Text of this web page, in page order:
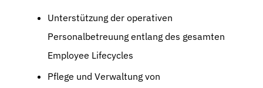
Unterstützung der operativen
Personalbetreuung entlang des gesamten
Employee Lifecycles
Pflege und Verwaltung von